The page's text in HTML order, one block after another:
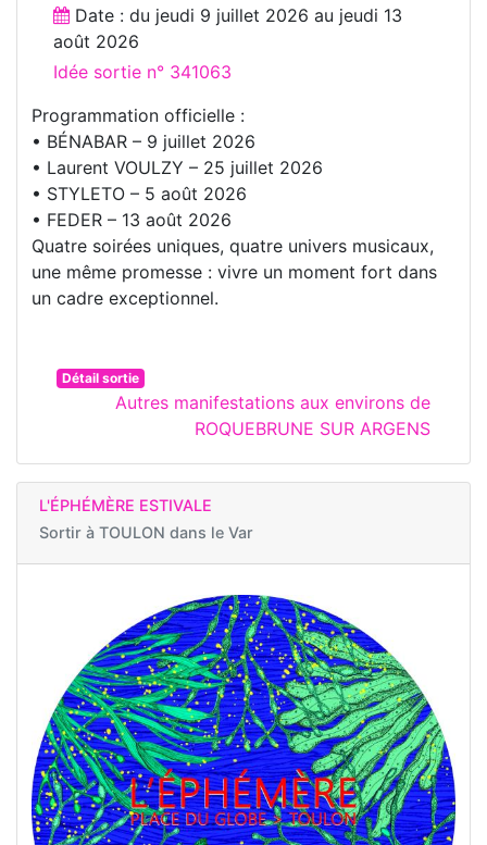
Date : du jeudi 9 juillet 2026 au jeudi 13
août 2026
Idée sortie n° 341063
Programmation officielle :
• BÉNABAR – 9 juillet 2026
• Laurent VOULZY – 25 juillet 2026
• STYLETO – 5 août 2026
• FEDER – 13 août 2026
Quatre soirées uniques, quatre univers musicaux,
une même promesse : vivre un moment fort dans
un cadre exceptionnel.
Détail sortie
Autres manifestations aux environs de
ROQUEBRUNE SUR ARGENS
L'ÉPHÉMÈRE ESTIVALE
Sortir à TOULON dans le Var